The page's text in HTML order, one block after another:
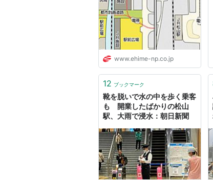
…萱町六丁目 ← 古町 ←宮田町
○リスト：駅キーワード
○リスト：駅つきキーワード
www.ehime-np.co.jp
12 ブックマーク
靴を脱いで水の中を歩く乗客
も 開業したばかりの松山
駅、大雨で浸水：朝日新聞